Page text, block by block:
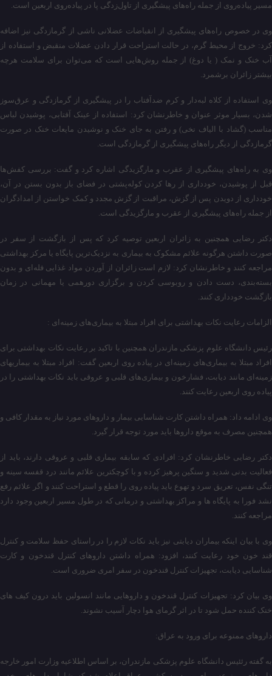
مسیر پیاده‌روی از جمله راه‌های پیشگیری از تاول‌زدگی پا در پیاده‌روی اربعین است.
وی در خصوص راه‌های پیشگیری از انقباضات عضلانی ناشی از گرمازدگی نیز اضافه
کرد: خروج از محیط گرم، در حالت استراحت قرار دادن عضلات منقبض و استفاده از
آب خنک و نمک ( یا دوغ) از جمله روش‌هایی است که می‌توان برای سلامت هرچه
بیشتر زائران برشمرد.
وی استفاده از کلاه لبه‌دار و کرم ضدآفتاب را در پیشگیری از گرمازدگی و عرق‌سوز
شدن، بسیار موثر عنوان و خاطرنشان کرد: استفاده از عینک آفتابی، پوشیدن لباس
مناسب (گشاد با الیاف نخی) و رفتن به جای خنک و نوشیدن مایعات خنک در صورت
گرمازدگی از دیگر راه‌های پیشگیری از گرمازدگی است.
وی به راه‌های پیشگیری از عقرب و مارگزیدگی اشاره کرد و گفت: بررسی کفش‌ها
قبل از پوشیدن، خودداری از رها کردن کوله‌پشتی در فضای باز بدون بستن در آن،
خودداری از دویدن پس از گزش، مراقبت از گزش مجدد و کمک خواستن از امدادگران
از جمله راه‌های پیشگیری از عقرب و مارگزیدگی است.
دکتر رضایی همچنین به زائران اربعین توصیه کرد که پس از بازگشت از سفر در
صورت داشتن هرگونه علائم مشکوک به بیماری به نزدیک‌ترین پایگاه یا مرکز بهداشتی
مراجعه کنند و خاطرنشان کرد: لازم است زائران از آوردن مواد غذایی فله‌ای و بدون
بسته‌بندی، دست دادن و روبوسی کردن و برگزاری دورهمی یا مهمانی در زمان
بازگشت خودداری کنند.
الزامات رعایت نکات بهداشتی برای افراد مبتلا به بیماری‌های زمینه‌ای :
رئیس دانشگاه علوم پزشکی مازندران همچنین با تاکید بر رعایت نکات بهداشتی برای
افراد مبتلا به بیماری‌های زمینه‌ای در پیاده روی اربعین گفت: افراد مبتلا به بیماریهای
زمینه‌ای مانند دیابت، فشارخون و بیماری‌های قلبی و عروقی باید نکات بهداشتی را در
پیاده روی اربعین رعایت کنند.
وی ادامه داد: همراه داشتن کارت شناسایی بیمار و داروهای مورد نیاز به مقدار کافی و
همچنین مصرف به موقع داروها باید مورد توجه قرار گیرد.
دکتر رضایی خاطرنشان کرد: افرادی که سابقه بیماری قلبی و عروقی دارند، باید از
فعالیت بدنی شدید و سنگین پرهیز کرده و با کوچکترین علائم مانند درد قفسه سینه و
تنگی نفس، تعریق سرد و تهوع باید پیاده روی را قطع و استراحت کنند و اگر علائم رفع
نشد فورا به پایگاه ها و مراکز بهداشتی و درمانی که در طول مسیر اربعین وجود دارد
مراجعه کنند.
وی با بیان اینکه بیماران دیابتی نیز باید نکات لازم را در راستای حفظ سلامت و کنترل
قند خون خود رعایت کنند، افزود: همراه داشتن داروهای کنترل قندخون و کارت
شناسایی دیابت، تجهیزات کنترل قندخون در سفر امری ضروری است.
وی بیان کرد: تجهیزات کنترل قندخون و داروهایی مانند انسولین باید درون کیف های
خنک کننده حمل شود تا در اثر گرمای هوا دچار آسیب نشوند.
داروهای ممنوعه برای ورود به عراق:
به گفته رئئیس دانشگاه علوم پزشکی مازندران، بر اساس اطلاعیه وزارت امور خارجه